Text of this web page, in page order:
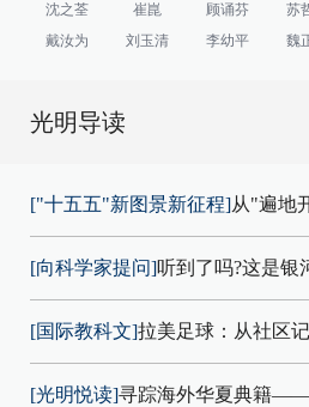
沈之荃 崔崑 顾诵芬 苏
戴汝为
刘玉清 李幼平 魏
光明导读
["十五五"新图景新征程]从"遍地
[向科学家提问]听到了吗?这是银
[国际教科文]拉美足球：从社区
[光明悦读]寻踪海外华夏典籍——